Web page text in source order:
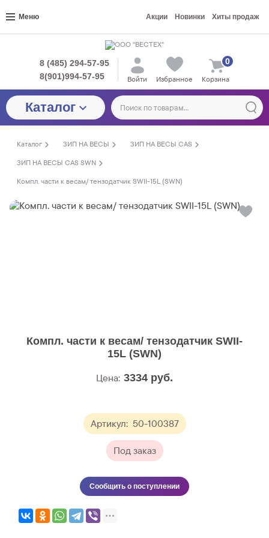
Меню Акции Новинки Хиты продаж
8 (485) 294-57-95
8(901)994-57-95
Войти Избранное Корзина
0
Каталог
Каталог ЗИП НА ВЕСЫ
ЗИП НА ВЕСЫ CAS
ЗИП НА ВЕСЫ CAS SWN
Компл. части к весам/ тензодатчик SWII-15L (SWN)
Компл. части к весам/ тензодатчик SWII-
15L (SWN)
Артикул: 50-100387
Под заказ
Цена: 3334 руб.
Сообщить о поступлении